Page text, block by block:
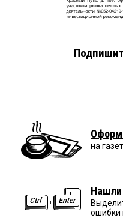
на
Нашли
ошибки